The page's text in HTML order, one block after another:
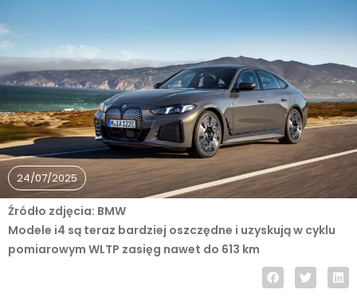
24/07/2025
Modele i4 są teraz bardziej oszczędne i uzyskują w cyklu
pomiarowym WLTP zasięg nawet do 613 km
Źródło zdjęcia: BMW